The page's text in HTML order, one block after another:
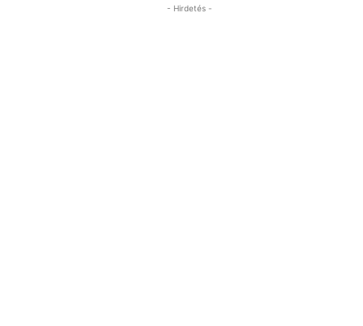
- Hirdetés -